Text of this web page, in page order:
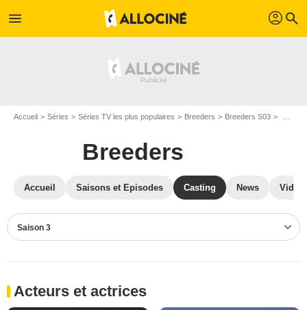
menu profil search
Accueil Séries Séries TV les plus populaires Breeders Breeders S03
Breeders
Accueil Saisons et Episodes Casting News
Saison 3
Acteurs et actrices